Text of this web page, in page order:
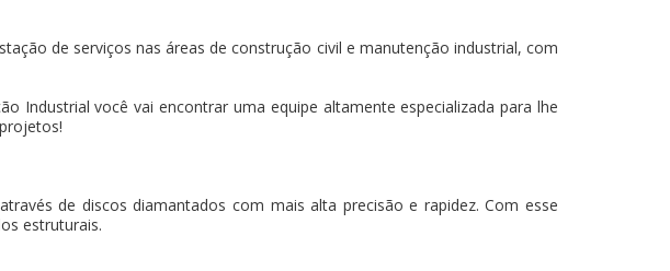
de serviços nas áreas de construção civil e manutenção industrial, com
Industrial você vai encontrar uma equipe altamente especializada para lhe
de discos diamantados com mais alta precisão e rapidez. Com esse
estruturais.